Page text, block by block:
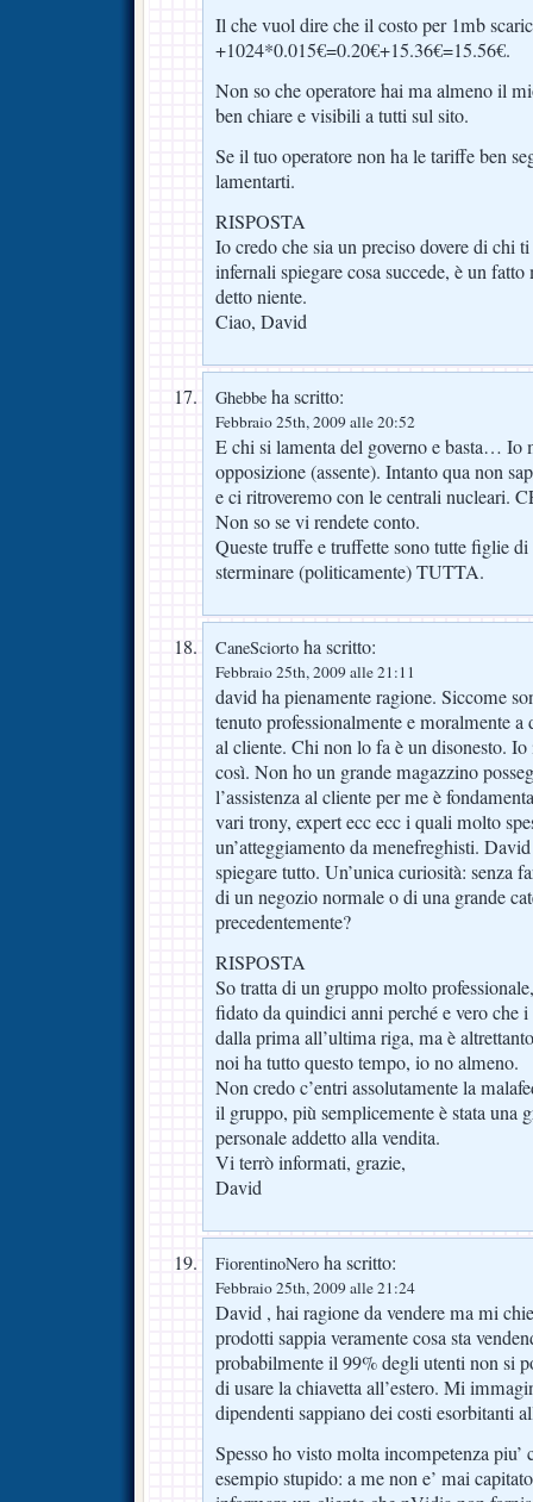
Il che vuol dire che il costo per 1mb
+1024*0.015€=0.20€+15.36€=15.56€.
Non so che operatore hai ma almeno il
ben chiare e visibili a tutti sul sito.
Se il tuo operatore non ha le tariffe ben
lamentarti.
RISPOSTA
Io credo che sia un preciso dovere di chi
infernali spiegare cosa succede, è un
detto niente.
Ciao, David
Ghebbe ha scritto:
Febbraio 25th, 2009 alle 20:52
E chi si lamenta del governo e basta… Io
opposizione (assente). Intanto qua non
e ci ritroveremo con le centrali
Non so se vi rendete conto.
Queste truffe e truffette sono tutte figlie di
sterminare (politicamente) TUTTA.
CaneSciorto ha scritto:
Febbraio 25th, 2009 alle 21:11
david ha pienamente ragione. Siccome
tenuto professionalmente e moralmente
al cliente. Chi non lo fa è un disonesto.
così. Non ho un grande magazzino
l’assistenza al cliente per me è
vari trony, expert ecc ecc i quali molto
un’atteggiamento da menefreghisti.
spiegare tutto. Un’unica curiosità: senza
di un negozio normale o di una grande
precedentemente?
RISPOSTA
So tratta di un gruppo molto
fidato da quindici anni perché e vero che
dalla prima all’ultima riga, ma è
noi ha tutto questo tempo, io no almeno.
Non credo c’entri assolutamente la
il gruppo, più semplicemente è stata una
personale addetto alla vendita.
Vi terrò informati, grazie,
David
FiorentinoNero ha scritto:
Febbraio 25th, 2009 alle 21:24
David , hai ragione da vendere ma mi
prodotti sappia veramente cosa sta
probabilmente il 99% degli utenti non si
di usare la chiavetta all’estero. Mi
dipendenti sappiano dei costi esorbitanti
Spesso ho visto molta incompetenza piu’
esempio stupido: a me non e’ mai